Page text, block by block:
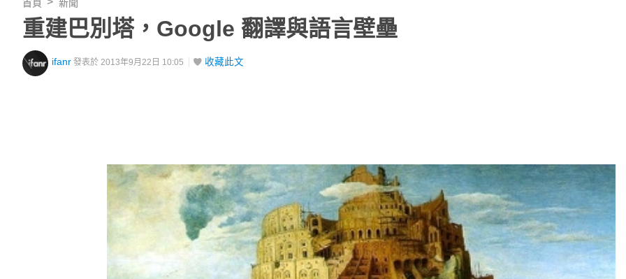
首頁 新聞
重建巴別塔，Google 翻譯與語言壁壘
ifanr 發表於 2013年9月22日 10:05 收藏此文